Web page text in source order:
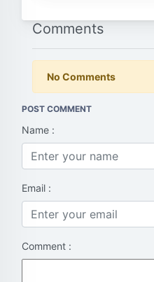
Comments
No Comments
POST COMMENT
Name :
Email :
Comment :